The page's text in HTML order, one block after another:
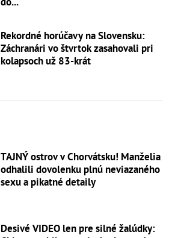
Rekordné horúčavy na Slovensku:
Záchranári vo štvrtok zasahovali pri
kolapsoch už 83-krát
TAJNÝ ostrov v Chorvátsku! Manželia
odhalili dovolenku plnú neviazaného
sexu a pikatné detaily
Desivé VIDEO len pre silné žalúdky: